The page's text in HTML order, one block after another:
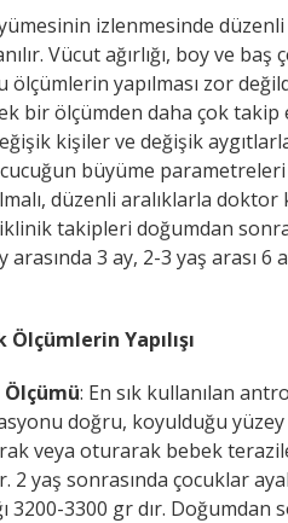
izlenmesinde
Vücut ağırlığı, boy ve
ölçümlerin yapılması zor
bir ölçümden daha çok
kişiler ve değişik
büyüme
düzenli aralıklarla
takipleri doğumdan
arasında 3 ay, 2-3 yaş arası
Yapılışı
Ölçümü: En sık kullanılan
doğru, koyulduğu
veya oturarak bebek
2 yaş sonrasında çocuklar
3200-3300 gr dır. Doğumdan